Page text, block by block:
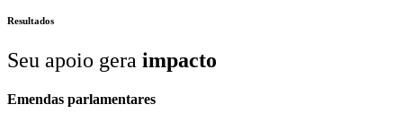
Resultados
Seu apoio gera impacto
Emendas parlamentares